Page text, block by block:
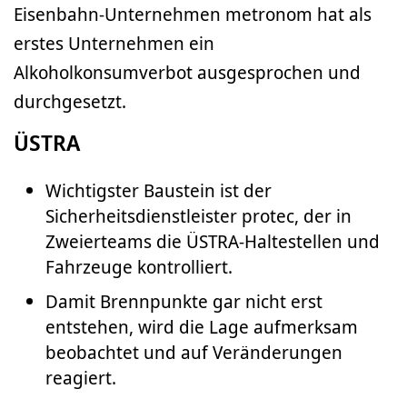
Eisenbahn-Unternehmen metronom hat als
erstes Unternehmen ein
Alkoholkonsumverbot ausgesprochen und
durchgesetzt.
ÜSTRA
Wichtigster Baustein ist der
Sicherheitsdienstleister protec, der in
Zweierteams die ÜSTRA-Haltestellen und
Fahrzeuge kontrolliert.
Damit Brennpunkte gar nicht erst
entstehen, wird die Lage aufmerksam
beobachtet und auf Veränderungen
reagiert.